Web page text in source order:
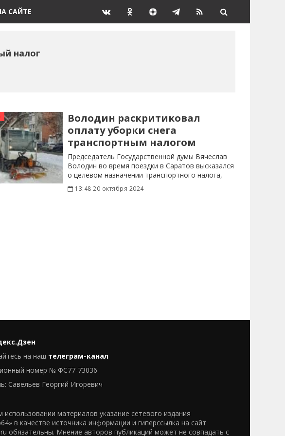
САЙТЕ
налог
Володин раскритиковал
оплату уборки снега
транспортным налогом
Председатель Государственной думы Вячеслав
Володин во время поездки в Саратов высказался
о целевом назначении транспортного налога,
13:48 20 октября 2024
на наш телеграм-канал
номер № ФС77-73036
Савельев Георгий Игоревич
материалов указание сетевого издания
в качестве источника информации и гиперссылка на сайт
обязательны. Мнение авторов публикаций может не совпадать с